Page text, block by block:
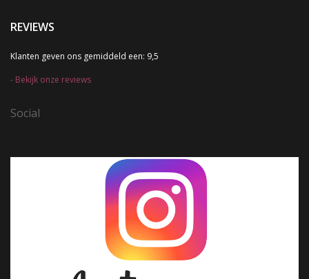
REVIEWS
Klanten geven ons gemiddeld een: 9,5
Bekijk onze reviews
Social